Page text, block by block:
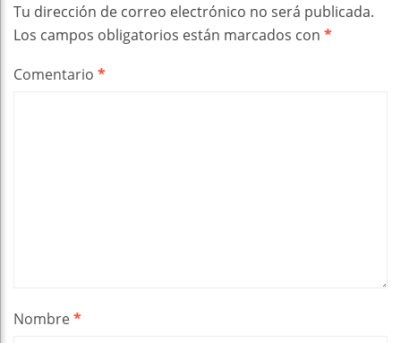
Tu dirección de correo electrónico no será publicada.
Los campos obligatorios están marcados con *
Comentario *
Nombre*